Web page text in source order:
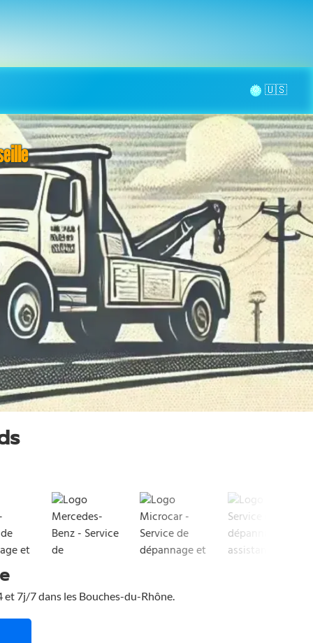
🌞
7j/7 dans les Bouches-du-Rhône.
immédiate